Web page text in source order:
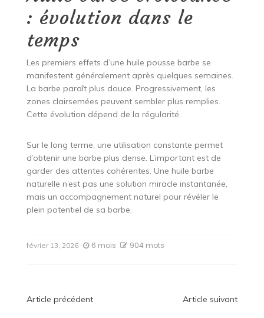
: évolution dans le
temps
Les premiers effets d’une huile pousse barbe se
manifestent généralement après quelques semaines.
La barbe paraît plus douce. Progressivement, les
zones clairsemées peuvent sembler plus remplies.
Cette évolution dépend de la régularité.
Sur le long terme, une utilisation constante permet
d’obtenir une barbe plus dense. L’important est de
garder des attentes cohérentes. Une huile barbe
naturelle n’est pas une solution miracle instantanée,
mais un accompagnement naturel pour révéler le
plein potentiel de sa barbe.
février 13, 2026 6 mois 904 mots
Navigation
Article précédent Article suivant